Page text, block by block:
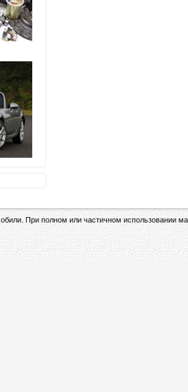
При полном или частичном использовании